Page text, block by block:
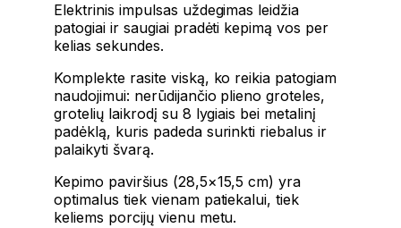
Elektrinis impulsas uždegimas leidžia
patogiai ir saugiai pradėti kepimą vos per
kelias sekundes.
Komplekte rasite viską, ko reikia patogiam
naudojimui: nerūdijančio plieno groteles,
grotelių laikrodį su 8 lygiais bei metalinį
padėklą, kuris padeda surinkti riebalus ir
palaikyti švarą.
Kepimo paviršius (28,5×15,5 cm) yra
optimalus tiek vienam patiekalui, tiek
keliems porcijų vienu metu.